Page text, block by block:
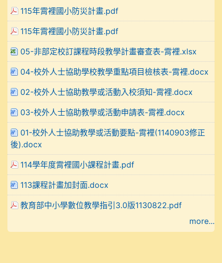
115年霄裡國小防災計畫.pdf
115年霄裡國小防災計畫.pdf
05-非部定校訂課程時段教學計畫審查表-霄裡.xlsx
04-校外人士協助學校教學重點項目檢核表-霄裡.docx
02-校外人士協助教學或活動入校須知-霄裡.docx
03-校外人士協助教學或活動申請表-霄裡.docx
01-校外人士協助教學或活動要點-霄裡(1140903修正
後).docx
114學年度霄裡國小課程計畫.pdf
113課程計畫加封面.docx
教育部中小學數位教學指引3.0版1130822.pdf
more...